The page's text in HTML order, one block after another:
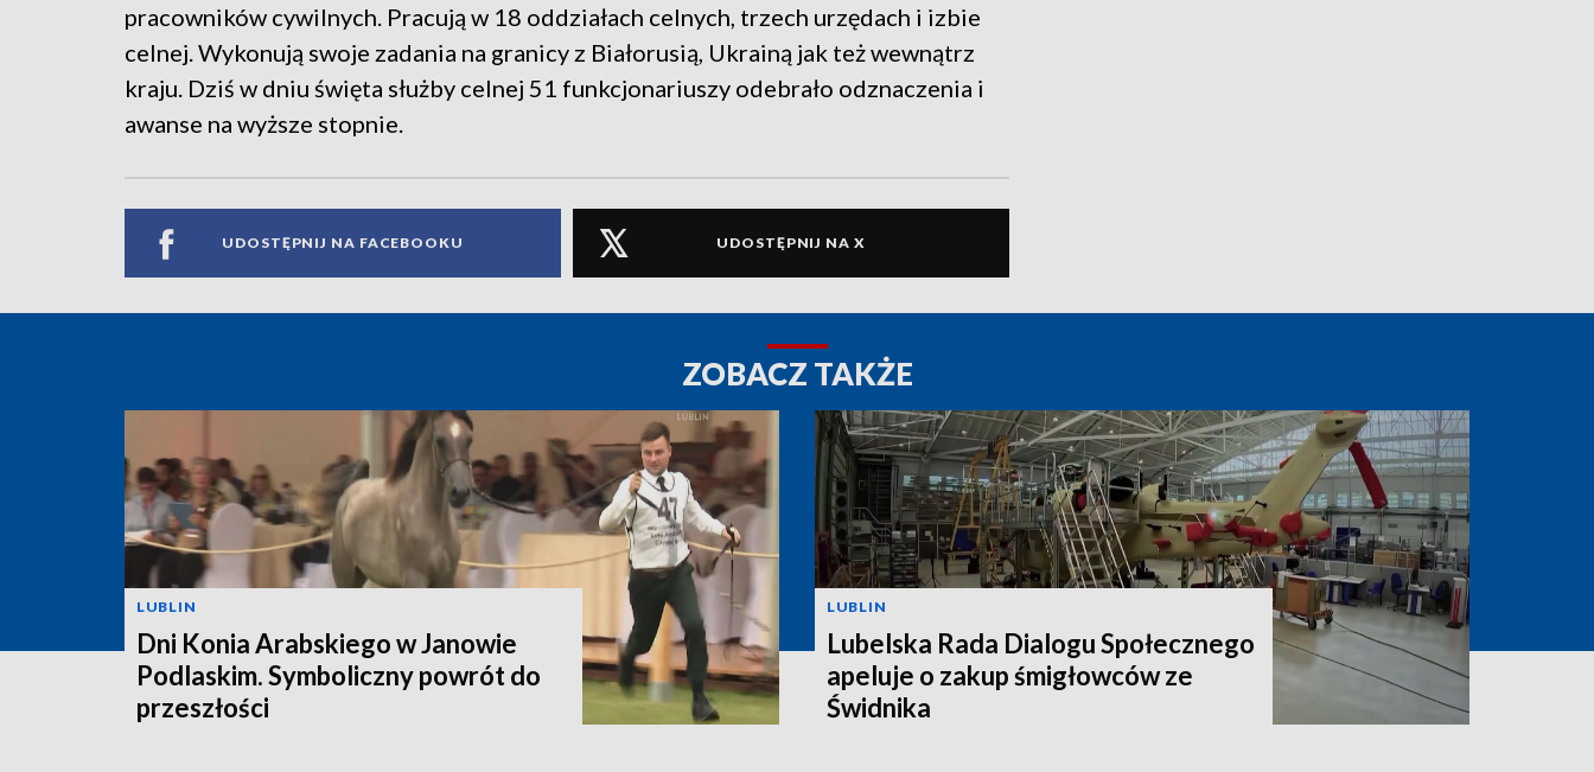
pracowników cywilnych. Pracują w 18 oddziałach celnych, trzech urzędach i izbie
celnej. Wykonują swoje zadania na granicy z Białorusią, Ukrainą jak też wewnątrz
kraju. Dziś w dniu święta służby celnej 51 funkcjonariuszy odebrało odznaczenia i
awanse na wyższe stopnie.
UDOSTĘPNIJ NA FACEBOOKU UDOSTĘPNIJ NA X
ZOBACZ TAKŻE
LUBLIN
Dni Konia Arabskiego w Janowie
Podlaskim. Symboliczny powrót do
przeszłości
LUBLIN
Lubelska Rada Dialogu Społecznego
apeluje o zakup śmigłowców ze
Świdnika